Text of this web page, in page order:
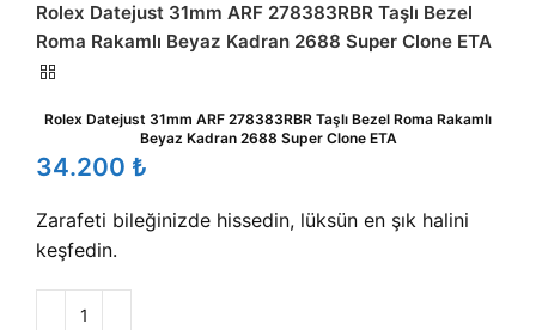
Rolex Datejust 31mm ARF 278383RBR Taşlı Bezel
Roma Rakamlı Beyaz Kadran 2688 Super Clone ETA
Rolex Datejust 31mm ARF 278383RBR Taşlı Bezel Roma Rakamlı
Beyaz Kadran 2688 Super Clone ETA
₺
Zarafeti bileğinizde hissedin, lüksün en şık halini
keşfedin.